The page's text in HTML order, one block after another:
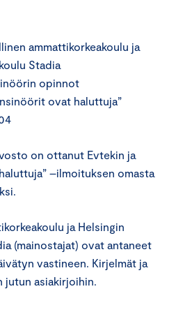
ammattikorkeakoulu ja
Stadia
opinnot
ovat haluttuja”
on ottanut Evtekin ja
–ilmoituksen omasta
ja Helsingin
(mainostajat) ovat antaneet
vastineen. Kirjelmät ja
jutun asiakirjoihin.